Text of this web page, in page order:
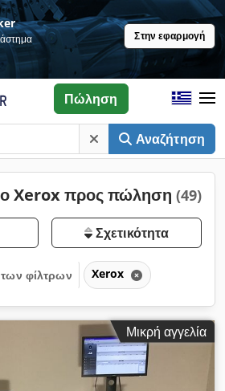
Στην εφαρμογή
Αναζήτηση
Πώληση
Xerox προς πώληση (49)
Σχετικότητα
φίλτρων Xerox
Μικρή αγγελία